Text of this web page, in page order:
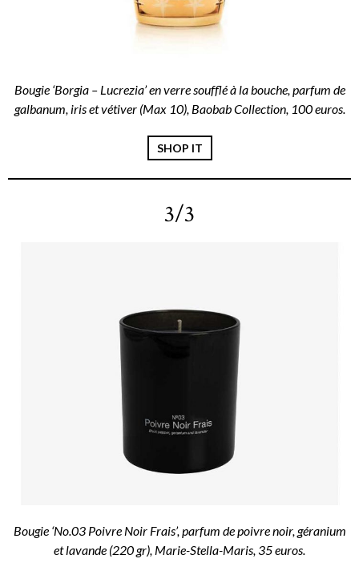
Bougie ‘Borgia – Lucrezia’ en verre soufflé à la bouche, parfum de
galbanum, iris et vétiver (Max 10), Baobab Collection, 100 euros.
SHOP IT
3/3
Bougie ‘No.03Poivre Noir Frais’, parfum de poivre noir, géranium
et lavande (220 gr), Marie-Stella-Maris, 35 euros.